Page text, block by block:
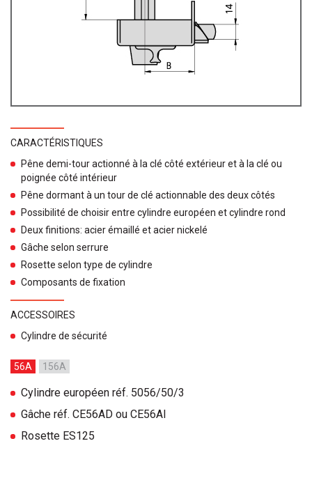
CARACTÉRISTIQUES
Pêne demi-tour actionné à la clé côté extérieur et à la clé ou
poignée côté intérieur
Pêne dormant à un tour de clé actionnable des deux côtés
Possibilité de choisir entre cylindre européen et cylindre rond
Deux finitions: acier émaillé et acier nickelé
Gâche selon serrure
Rosette selon type de cylindre
Composants de fixation
ACCESSOIRES
Cylindre de sécurité
56A 156A
Cylindre européen réf. 5056/50/3
Gâche réf. CE56AD ou CE56AI
Rosette ES125